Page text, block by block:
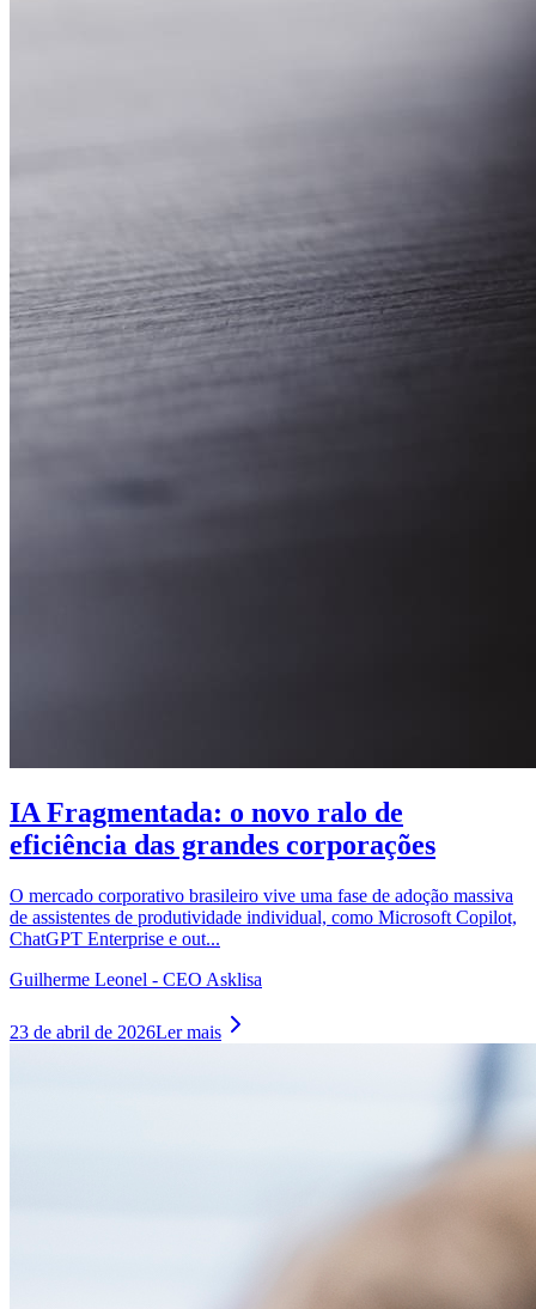
IA Fragmentada: o novo ralo de
eficiência das grandes corporações
O mercado corporativo brasileiro vive uma fase de adoção massiva
de assistentes de produtividade individual, como Microsoft Copilot,
ChatGPT Enterprise e out...
Guilherme Leonel - CEO Asklisa
23 de abril de 2026Ler mais